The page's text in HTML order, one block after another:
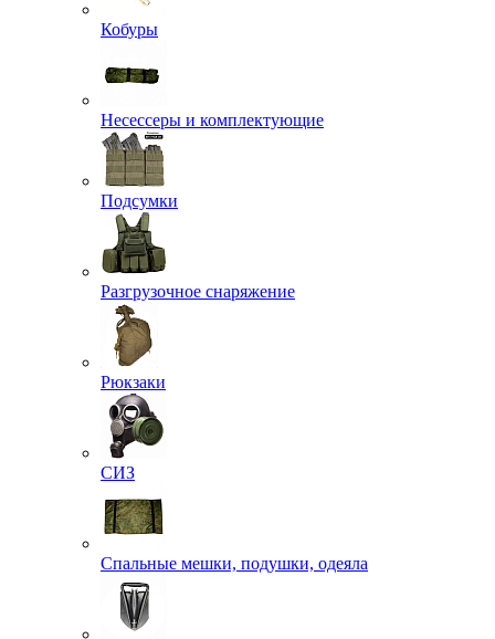
Кобуры
Несессеры и комплектующие
Подсумки
Разгрузочное снаряжение
Рюкзаки
СИЗ
Спальные мешки, подушки, одеяла